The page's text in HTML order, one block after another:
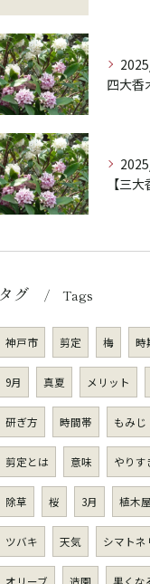
タグ Tags
神戸市 剪定 梅 時
9月 真夏 メリット
研ぎ方 時間帯 もみじ
剪定とは 意味 やりす
除草 桜 3月 植木屋
ツバキ 天気 シマトネ